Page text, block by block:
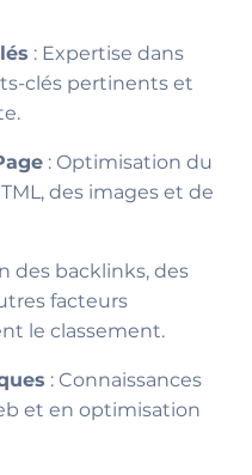
: Expertise dans
clés pertinents et
: Optimisation du
des images et de
des backlinks, des
facteurs
le classement.
: Connaissances
et en optimisation